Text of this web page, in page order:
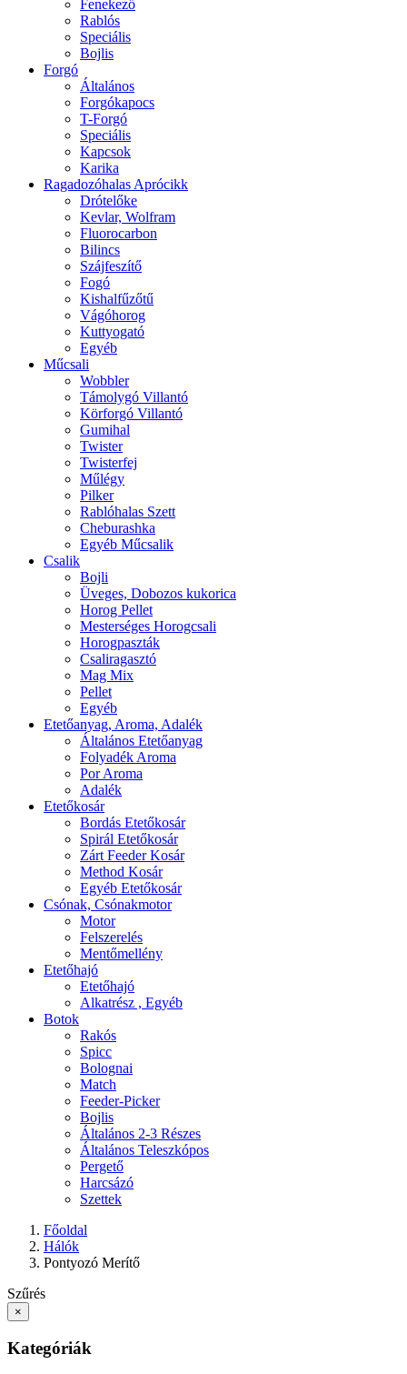
Fenekező
Rablós
Speciális
Bojlis
Forgó
Általános
Forgókapocs
T-Forgó
Speciális
Kapcsok
Karika
Ragadozóhalas Aprócikk
Drótelőke
Kevlar, Wolfram
Fluorocarbon
Bilincs
Szájfeszítő
Fogó
Kishalfűzőtű
Vágóhorog
Kuttyogató
Egyéb
Műcsali
Wobbler
Támolygó Villantó
Körforgó Villantó
Gumihal
Twister
Twisterfej
Műlégy
Pilker
Rablóhalas Szett
Cheburashka
Egyéb Műcsalik
Csalik
Bojli
Üveges, Dobozos kukorica
Horog Pellet
Mesterséges Horogcsali
Horogpaszták
Csaliragasztó
Mag Mix
Pellet
Egyéb
Etetőanyag, Aroma, Adalék
Általános Etetőanyag
Folyadék Aroma
Por Aroma
Adalék
Etetőkosár
Bordás Etetőkosár
Spirál Etetőkosár
Zárt Feeder Kosár
Method Kosár
Egyéb Etetőkosár
Csónak, Csónakmotor
Motor
Felszerelés
Mentőmellény
Etetőhajó
Etetőhajó
Alkatrész , Egyéb
Botok
Rakós
Spicc
Bolognai
Match
Feeder-Picker
Bojlis
Általános 2-3 Részes
Általános Teleszkópos
Pergető
Harcsázó
Szettek
Főoldal
Hálók
Pontyozó Merítő
Szűrés
×
Kategóriák